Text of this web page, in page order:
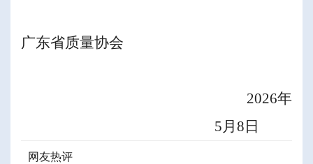
广东省质量协会
2026年
5月8 日
网友热评